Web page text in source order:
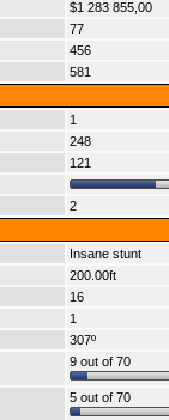
$1 283 855,00
77
456
581
1
248
121
2
Insane stunt
200.00ft
16
1
307º
9 out of 70
5 out of 70